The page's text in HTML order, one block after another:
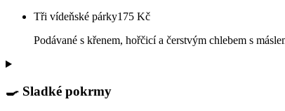
Tři vídeňské párky175 Kč
Podávané s křenem, hořčicí a čerstvým chlebem s
🍳 Sladké pokrmy